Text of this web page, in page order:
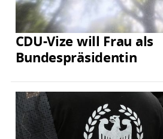
CDU-Vize will Frau als
Bundespräsidentin